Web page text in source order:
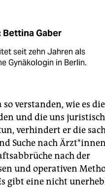
Bettina Gaber
seit zehn Jahren als
Gynäkologin in Berlin.
so verstanden, wie es die
und die uns juristisch
verhindert er die
Suche nach
nach der
und operativen
gibt eine nicht